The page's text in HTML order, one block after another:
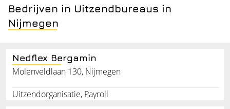
Bedrijven in Uitzendbureaus in
Nijmegen
Nedflex Bergamin
Molenveldlaan 130, Nijmegen
Uitzendorganisatie, Payroll